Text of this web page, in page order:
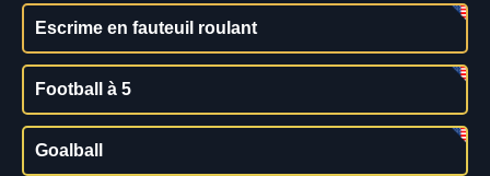
Escrime en fauteuil roulant
Football à 5
Goalball